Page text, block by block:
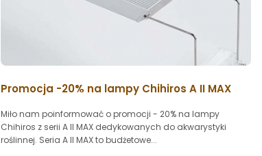
Promocja -20% na lampy Chihiros A II MAX
Miło nam poinformować o promocji - 20% na lampy
Chihiros z serii A II MAX dedykowanych do akwarystyki
roślinnej. Seria A II MAX to budżetowe...